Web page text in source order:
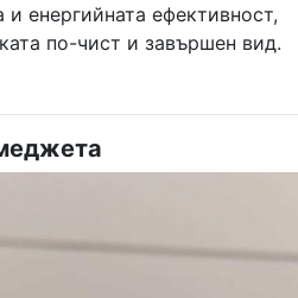
енергийната ефективност,
по-чист и завършен вид.